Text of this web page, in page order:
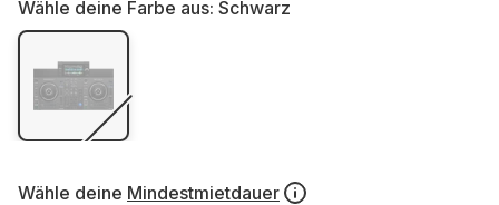
Wähle deine Farbe aus: Schwarz
Wähle deine Mindestmietdauer